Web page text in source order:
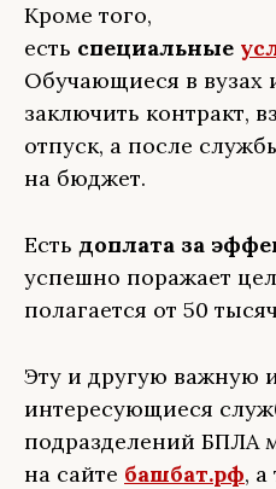
Кроме того,
есть специальные
Обучающиеся в вузах
заключить контракт,
отпуск, а после
на бюджет.
Есть доплата за
успешно поражает
полагается от 50
Эту и другую важную
интересующиеся
подразделений БПЛА
на сайте башбат.рф,